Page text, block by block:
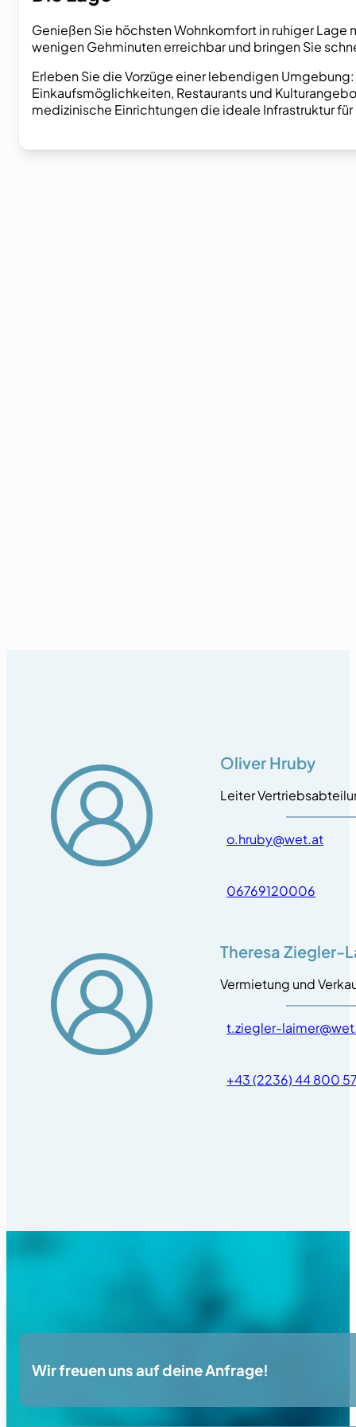
Genießen Sie höchsten Wohnkomfort in ruhiger
wenigen Gehminuten erreichbar und bringen Sie
Erleben Sie die Vorzüge einer lebendigen
Einkaufsmöglichkeiten, Restaurants und
medizinische Einrichtungen die ideale Infrastruktur
Oliver Hruby
Leiter
o.hruby@wet.at
06769120006
Theresa Ziegler-
Vermietung und
t.ziegler-
+43 (2236) 44 800
Wir freuen uns auf deine Anfrage!